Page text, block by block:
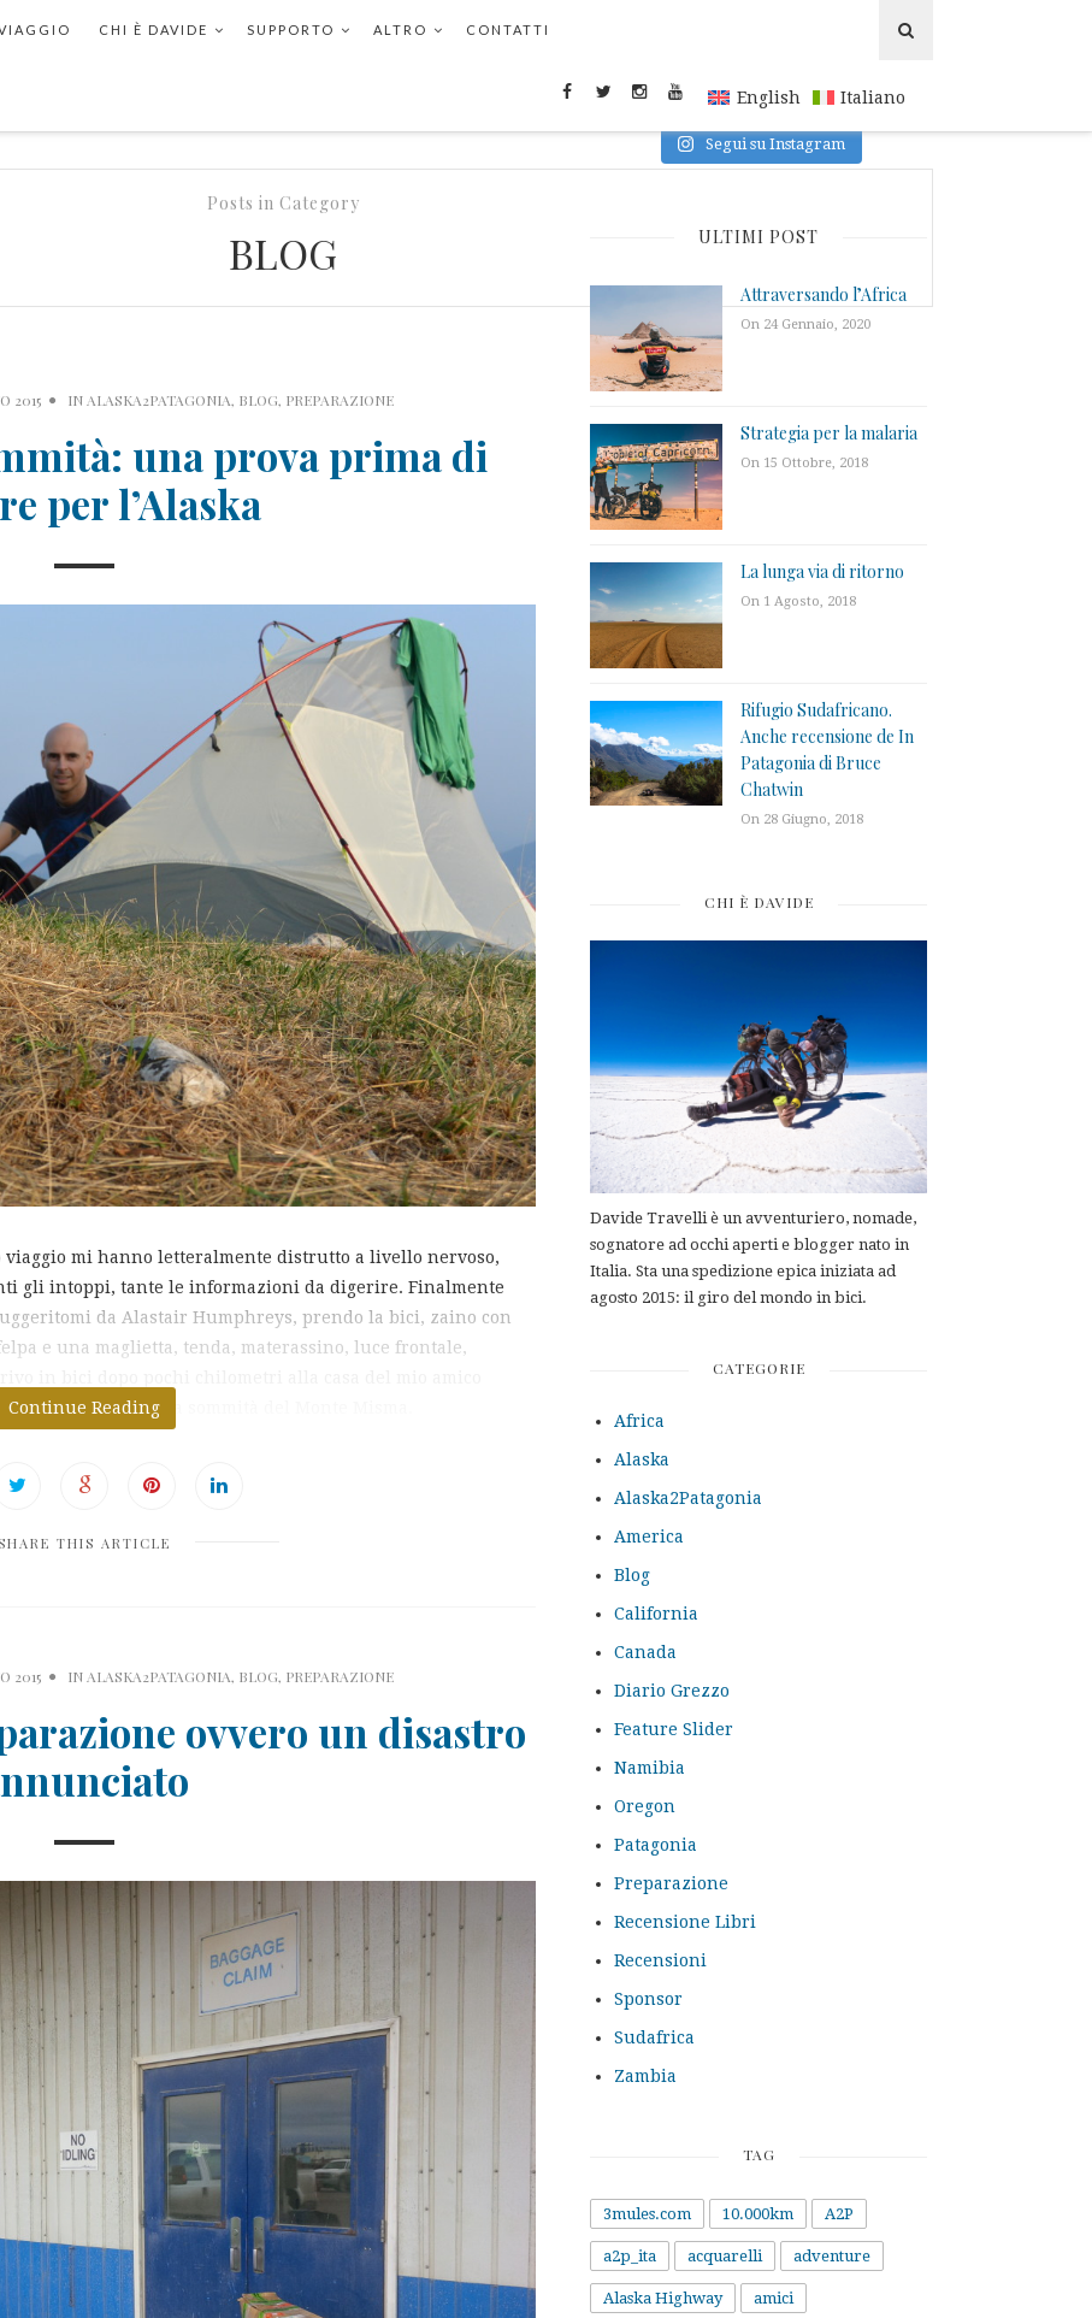
CHI È DAVIDE SUPPORTO ALTRO CONTATTI
English Italiano
Posts in Category
BLOG
2015 IN ALASKA2PATAGONIA, BLOG, PREPARAZIONE
una prova prima di
per l’Alaska
mi hanno letteralmente distrutto a livello nervoso,
gli intoppi, tante le informazioni da digerire. Finalmente
da Alastair Humphreys, prendo la bici, zaino con
e una maglietta, tenda, materassino, luce frontale,
a piedi verso la sommità del Monte Misma.
Continue Reading
SHARE THIS ARTICLE
2015 INALASKA2PATAGONIA, BLOG, PREPARAZIONE
ovvero un disastro
Segui su Instagram
ULTIMI POST
Attraversando l’Africa
On 24 Gennaio, 2020
Strategia per la malaria
On 15 Ottobre, 2018
La lunga via di ritorno
On 1 Agosto, 2018
Rifugio Sudafricano.
Anche recensione de In
Patagonia di Bruce
Chatwin
On 28 Giugno, 2018
CHI È DAVIDE
Davide Travelli è un avventuriero, nomade,
sognatore ad occhi aperti e blogger nato in
Italia. Sta una spedizione epica iniziata ad
agosto 2015: il giro del mondo in bici.
CATEGORIE
Africa
Alaska
Alaska2Patagonia
America
Blog
California
Canada
Diario Grezzo
Feature Slider
Namibia
Oregon
Patagonia
Preparazione
Recensione Libri
Recensioni
Sponsor
Sudafrica
Zambia
TAG
3mules.com 10.000km A2P
a2p_ita acquarelli adventure
Alaska Highway amici